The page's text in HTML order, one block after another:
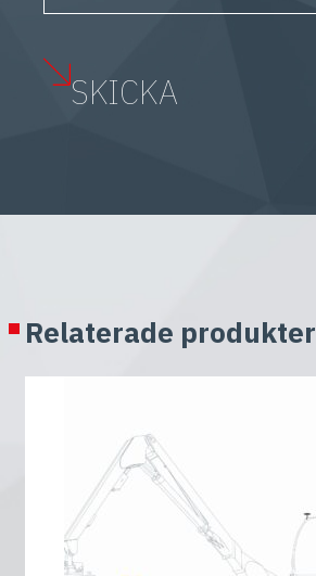
Relaterade produkter